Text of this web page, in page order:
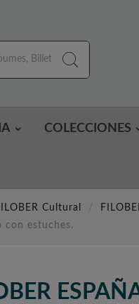
COLECCIONES
Cultural
con estuches.